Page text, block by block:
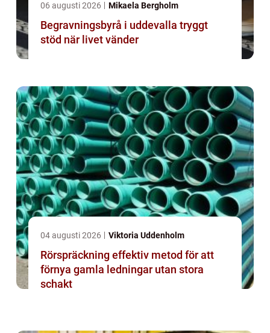
06 augusti 2026 Mikaela Bergholm
Begravningsbyrå i uddevalla tryggt
stöd när livet vänder
04 augusti 2026 Viktoria Uddenholm
Rörspräckning effektiv metod för att
förnya gamla ledningar utan stora
schakt